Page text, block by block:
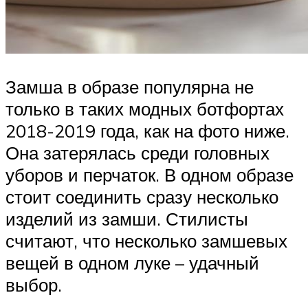
Замша в образе популярна не
только в таких модных ботфортах
2018-2019 года, как на фото ниже.
Она затерялась среди головных
уборов и перчаток. В одном образе
стоит соединить сразу несколько
изделий из замши. Стилисты
считают, что несколько замшевых
вещей в одном луке – удачный
выбор.